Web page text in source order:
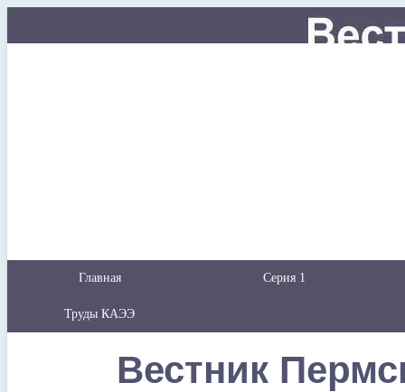
Главная Серия 1
Труды КАЭЭ
Вестник